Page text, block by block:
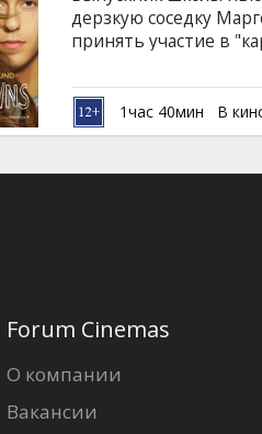
дерзкую соседку
принять участие в
что Марго исчезла…
которые он должен
языке с субтитрами
1час 40мин В
Forum Cinemas
О компании
Вакансии